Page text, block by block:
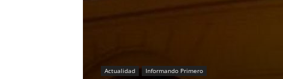
Actualidad Informando Primero